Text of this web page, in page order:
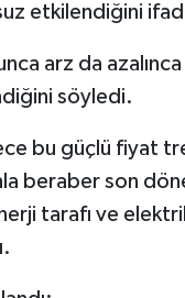
etkilendiğini
arz da
söyledi.
bu güçlü fiyat
beraber son
tarafı ve